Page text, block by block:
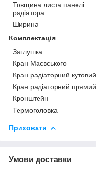
Товщина листа панелі
радіатора
Ширина
Комплектація
Заглушка
Кран Маєвського
Кран радіаторний кутовий
Кран радіаторний прямий
Кронштейн
Термоголовка
Приховати
Умови доставки